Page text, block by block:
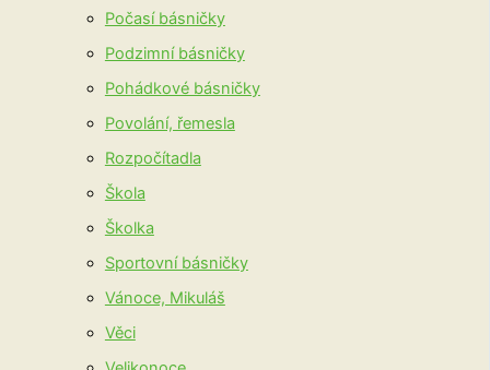
Počasí básničky
Podzimní básničky
Pohádkové básničky
Povolání, řemesla
Rozpočítadla
Škola
Školka
Sportovní básničky
Vánoce, Mikuláš
Věci